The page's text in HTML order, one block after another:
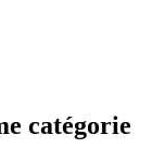
catégorie